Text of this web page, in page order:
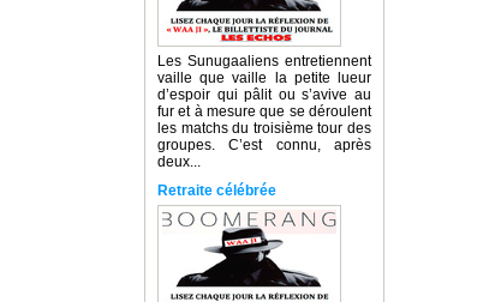
Les Sunugaaliens entretiennent
vaille que vaille la petite lueur
d’espoir qui pâlit ou s’avive au
fur et à mesure que se déroulent
les matchs du troisième tour des
groupes. C’est connu, après
deux...
Retraite célébrée